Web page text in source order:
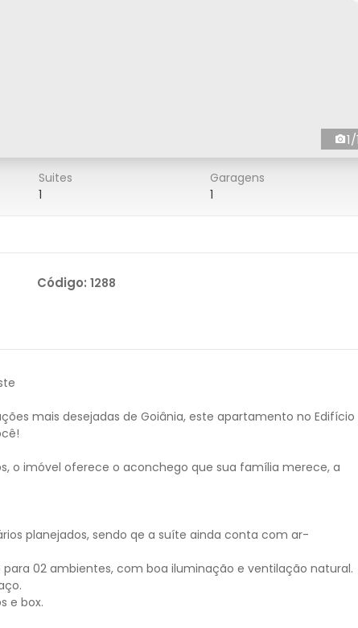
Suites
1
Garagens
1
Código: 1288
mais desejadas de Goiânia, este apartamento no Edifício
o imóvel oferece o aconchego que sua família merece, a
planejados, sendo qe a suíte ainda conta com ar-
02 ambientes, com boa iluminação e ventilação natural.
e box.